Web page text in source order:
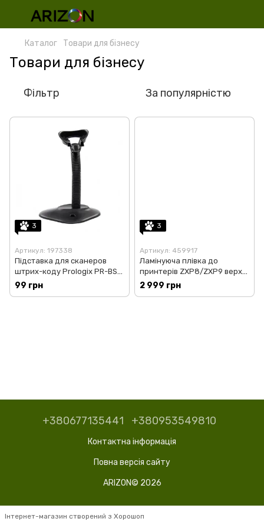
Каталог Товари для бізнесу
Товари для бізнесу
Фільтр За популярністю
3
Артикул: 197338
Підставка для сканеров
штрих-коду Prologix PR-BS-
HL
99 грн
3
Артикул: 459917
Ламінуюча плівка до
принтерів ZXP8/ZXP9 верх
(800084-914)
2 999 грн
+380677135441 +380953549810
Контактна інформація
Повна версія сайту
ARIZON© 2026
Інтернет-магазин створений з Хорошоп